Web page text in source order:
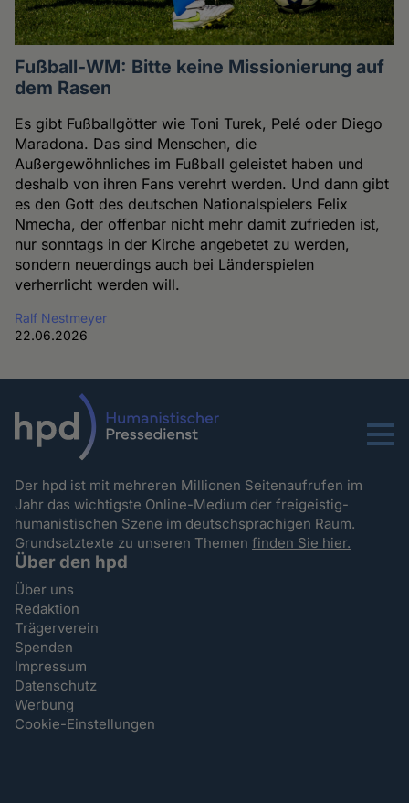
Fußball-WM: Bitte keine Missionierung auf
dem Rasen
Es gibt Fußballgötter wie Toni Turek, Pelé oder Diego
Maradona. Das sind Menschen, die
Außergewöhnliches im Fußball geleistet haben und
deshalb von ihren Fans verehrt werden. Und dann gibt
es den Gott des deutschen Nationalspielers Felix
Nmecha, der offenbar nicht mehr damit zufrieden ist,
nur sonntags in der Kirche angebetet zu werden,
sondern neuerdings auch bei Länderspielen
verherrlicht werden will.
Ralf Nestmeyer
22.06.2026
Menu
Der hpd ist mit mehreren Millionen Seitenaufrufen im
Jahr das wichtigste Online-Medium der freigeistig-
humanistischen Szene im deutschsprachigen Raum.
Grundsatztexte zu unseren Themenfinden Sie hier.
Über den hpd
Über uns
Redaktion
Trägerverein
Spenden
Impressum
Datenschutz
Werbung
Cookie-Einstellungen